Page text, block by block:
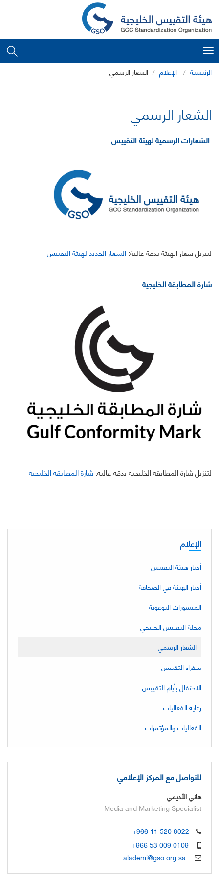
Toggle
navigation
الرئيسية الإعلام الشعار الرسمي
الشعار الرسمي
الشعارات الرسمية لهيئة التقييس
لتنزيل شعار الهيئة بدقة عالية:الشعار الجديد لهيئة التقييس
شارة المطابقة الخليجية
لتنزيل شارة المطابقة الخليجية بدقة عالية:شارة المطابقة الخليجية
الإعلام
أخبار هيئة التقييس
أخبار الهيئة في الصحافة
المنشورات التوعوية
مجلة التقييس الخليجي
الشعار الرسمي
سفراء التقييس
الاحتفال بأيام التقييس
رعاية الفعاليات
الفعاليات والمؤتمرات
للتواصل مع المركز الإعلامي
هاني الأديمي
Media and Marketing Specialist
+966 11 520 8022
+966 53 009 0109
alademi@gso.org.sa